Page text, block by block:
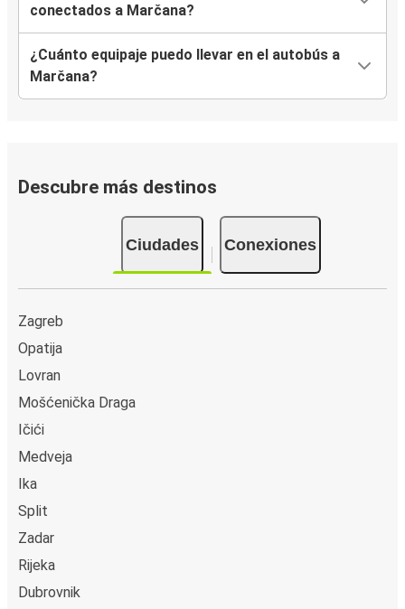
conectados a Marčana?
¿Cuánto equipaje puedo llevar en el autobús a
Marčana?
Descubre más destinos
Ciudades Conexiones
Zagreb
Opatija
Lovran
Mošćenička Draga
Ičići
Medveja
Ika
Split
Zadar
Rijeka
Dubrovnik